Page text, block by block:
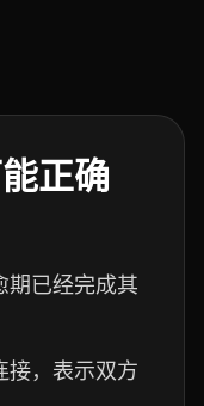
正确
期已经完成其
接，表示双方